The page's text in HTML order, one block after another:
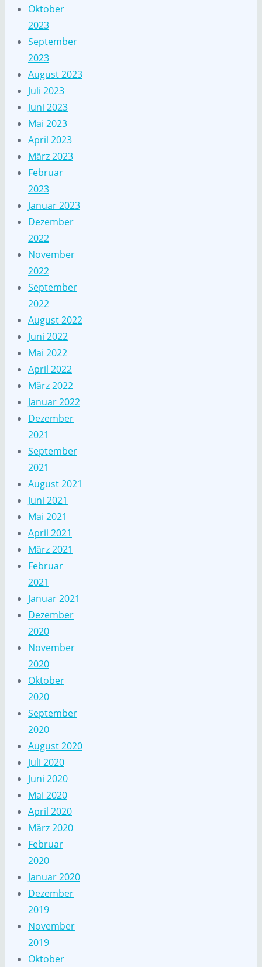
Oktober
2023
September
2023
August 2023
Juli 2023
Juni 2023
Mai 2023
April 2023
März 2023
Februar
2023
Januar 2023
Dezember
2022
November
2022
September
2022
August 2022
Juni 2022
Mai 2022
April 2022
März 2022
Januar 2022
Dezember
2021
September
2021
August 2021
Juni 2021
Mai 2021
April 2021
März 2021
Februar
2021
Januar 2021
Dezember
2020
November
2020
Oktober
2020
September
2020
August 2020
Juli 2020
Juni 2020
Mai 2020
April 2020
März 2020
Februar
2020
Januar 2020
Dezember
2019
November
2019
Oktober